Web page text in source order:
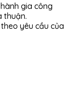
gia công
thuận.
yêu cầu của